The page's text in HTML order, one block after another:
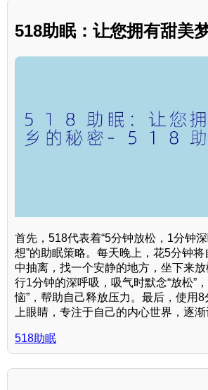
518助眠：让您拥有甜美
首先，518代表着“5分钟放松，1分钟
想”的助眠策略。每天晚上，花5分钟
中抽离，找一个安静的地方，坐下来
行1分钟的深呼吸，吸气时默念“放松”
恼”，帮助自己释放压力。最后，使用
上眼睛，专注于自己的内心世界，逐渐
518助眠